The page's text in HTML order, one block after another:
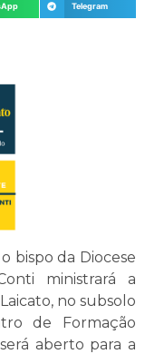
Telegram
bispo da Diocese
ministrará a
no subsolo
de Formação
aberto para a